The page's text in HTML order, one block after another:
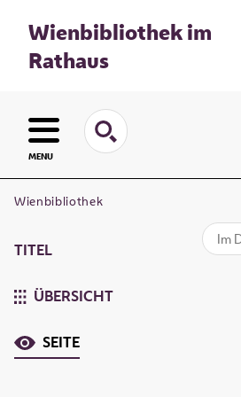
Wienbibliothek im
Rathaus
MENU
Wienbibliothek
TITEL
ÜBERSICHT
SEITE